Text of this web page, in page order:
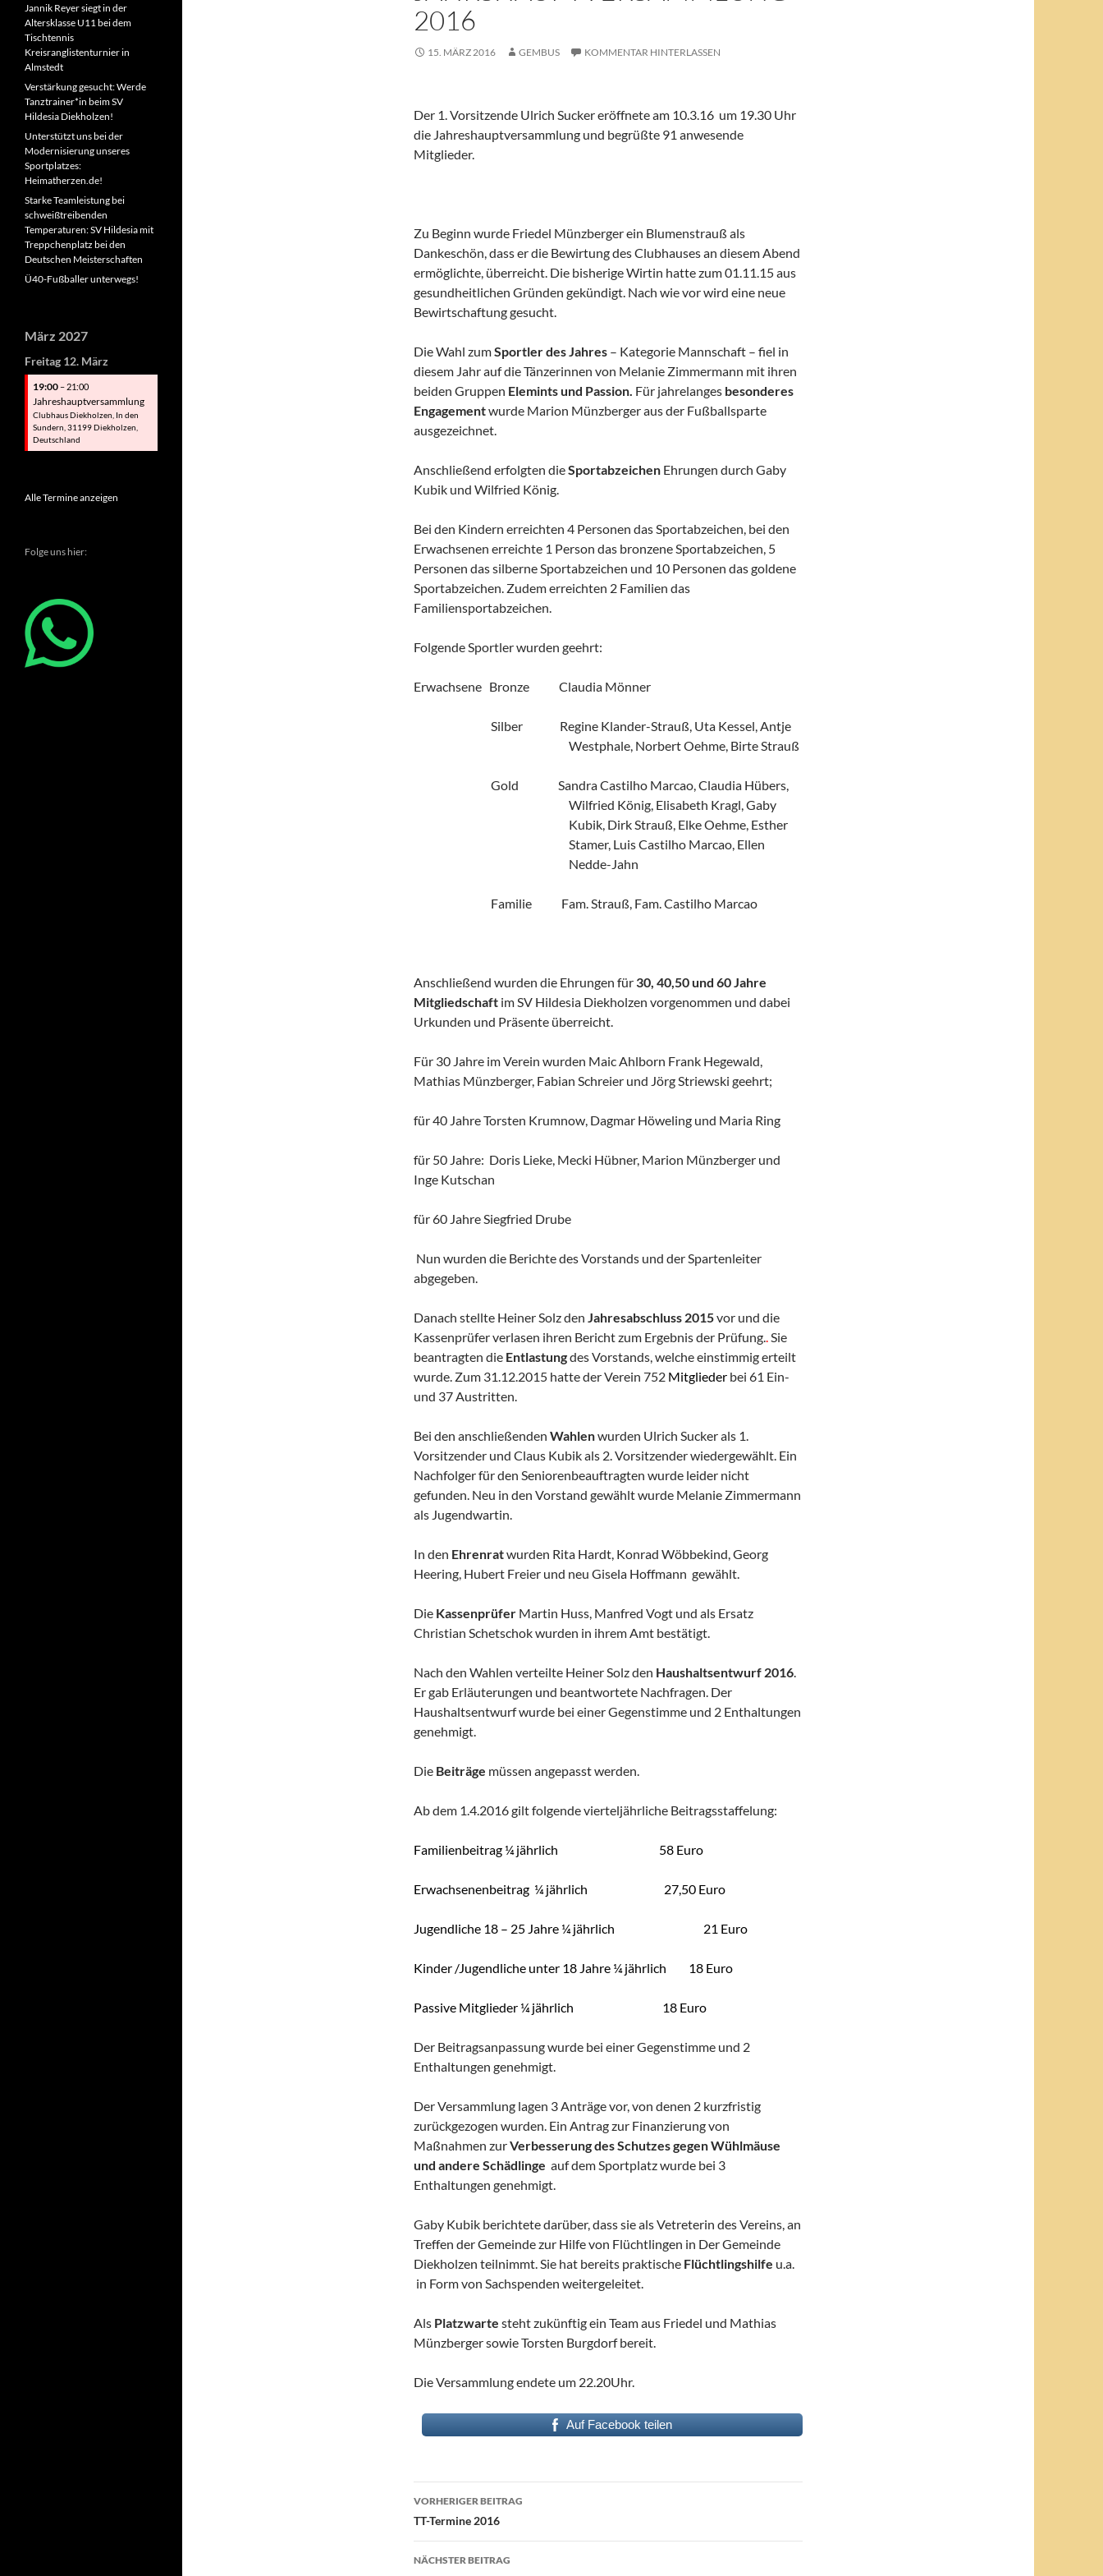
2016
15. MÄRZ 2016 GEMBUS KOMMENTAR HINTERLASSEN
Der 1. Vorsitzende Ulrich Sucker eröffnete am 10.3.16 um 19.30 Uhr
die Jahreshauptversammlung und begrüßte 91 anwesende
Mitglieder.
Zu Beginn wurde Friedel Münzberger ein Blumenstrauß als
Dankeschön, dass er die Bewirtung des Clubhauses an diesem Abend
ermöglichte, überreicht. Die bisherige Wirtin hatte zum 01.11.15 aus
gesundheitlichen Gründen gekündigt. Nach wie vor wird eine neue
Bewirtschaftung gesucht.
Die Wahl zumSportler des Jahres – Kategorie Mannschaft – fiel in
diesem Jahr auf die Tänzerinnen von Melanie Zimmermann mit ihren
beiden Gruppen Elemints und Passion. Für jahrelanges besonderes
Engagementwurde Marion Münzberger aus der Fußballsparte
ausgezeichnet.
Anschließend erfolgten dieSportabzeichen Ehrungen durch Gaby
Kubik und Wilfried König.
Bei den Kindern erreichten 4 Personen das Sportabzeichen, bei den
Erwachsenen erreichte 1 Person das bronzene Sportabzeichen, 5
Personen das silberne Sportabzeichen und 10 Personen das goldene
Sportabzeichen. Zudem erreichten 2 Familien das
Familiensportabzeichen.
Folgende Sportler wurden geehrt:
Erwachsene Bronze Claudia Mönner
Silber
Regine Klander-Strauß, Uta Kessel, Antje
Westphale, Norbert Oehme, Birte Strauß
Gold
Sandra Castilho Marcao, Claudia Hübers,
Wilfried König, Elisabeth Kragl, Gaby
Kubik, Dirk Strauß, Elke Oehme, Esther
Stamer, Luis Castilho Marcao, Ellen
Nedde-Jahn
Familie Fam. Strauß, Fam. Castilho Marcao
Anschließend wurden die Ehrungen für 30, 40,50 und 60 Jahre
Mitgliedschaft im SV Hildesia Diekholzen vorgenommen und dabei
Urkunden und Präsente überreicht.
Für 30 Jahre im Verein wurden Maic Ahlborn Frank Hegewald,
Mathias Münzberger, Fabian Schreier und Jörg Striewski geehrt;
für 40 Jahre Torsten Krumnow, Dagmar Höweling und Maria Ring
für 50 Jahre: Doris Lieke, Mecki Hübner, Marion Münzberger und
Inge Kutschan
für 60 Jahre Siegfried Drube
Nun wurden die Berichte des Vorstands und der Spartenleiter
abgegeben.
Danach stellte Heiner Solz den Jahresabschluss 2015vor und die
Kassenprüfer verlasen ihren Bericht zum Ergebnis der Prüfung..Sie
beantragten die Entlastungdes Vorstands, welche einstimmig erteilt
wurde. Zum 31.12.2015 hatte der Verein 752 Mitglieder bei 61 Ein-
und 37 Austritten.
Bei den anschließenden Wahlenwurden Ulrich Sucker als 1.
Vorsitzender und Claus Kubik als 2. Vorsitzender wiedergewählt. Ein
Nachfolger für den Seniorenbeauftragten wurde leider nicht
gefunden. Neu in den Vorstand gewählt wurde Melanie Zimmermann
als Jugendwartin.
In den Ehrenratwurden Rita Hardt, Konrad Wöbbekind, Georg
Heering, Hubert Freier und neu Gisela Hoffmann gewählt.
Die Kassenprüfer Martin Huss, Manfred Vogt und als Ersatz
Christian Schetschok wurden in ihrem Amt bestätigt.
Nach den Wahlen verteilte Heiner Solz den Haushaltsentwurf 2016.
Er gab Erläuterungen und beantwortete Nachfragen. Der
Haushaltsentwurf wurde bei einer Gegenstimme und 2 Enthaltungen
genehmigt.
Die Beiträge müssen angepasst werden.
Ab dem 1.4.2016 gilt folgende vierteljährliche Beitragsstaffelung:
Familienbeitrag ¼ jährlich 58 Euro
Erwachsenenbeitrag ¼ jährlich 27,50 Euro
Jugendliche 18 – 25 Jahre ¼ jährlich 21 Euro
Kinder /Jugendliche unter 18 Jahre ¼ jährlich 18 Euro
Passive Mitglieder ¼ jährlich 18 Euro
Der Beitragsanpassung wurde bei einer Gegenstimme und 2
Enthaltungen genehmigt.
Der Versammlung lagen 3 Anträge vor, von denen 2 kurzfristig
zurückgezogen wurden. Ein Antrag zur Finanzierung von
Maßnahmen zurVerbesserung des Schutzes gegen Wühlmäuse
und andere Schädlinge auf dem Sportplatz wurde bei 3
Enthaltungen genehmigt.
Gaby Kubik berichtete darüber, dass sie als Vetreterin des Vereins, an
Treffen der Gemeinde zur Hilfe von Flüchtlingen in Der Gemeinde
Diekholzen teilnimmt. Sie hat bereits praktische Flüchtlingshilfe u.a.
in Form von Sachspenden weitergeleitet.
Als Platzwarte steht zukünftig ein Team aus Friedel und Mathias
Münzberger sowie Torsten Burgdorf bereit.
Die Versammlung endete um 22.20Uhr.
Auf Facebook teilen
Beitragsnavigation
VORHERIGER BEITRAG
TT-Termine 2016
NÄCHSTER BEITRAG
Jannik Reyer siegt in der
Altersklasse U11 bei dem
Tischtennis
Kreisranglistenturnier in
Almstedt
Verstärkung gesucht: Werde
Tanztrainer*in beim SV
Hildesia Diekholzen!
Unterstützt uns bei der
Modernisierung unseres
Sportplatzes:
Heimatherzen.de!
Starke Teamleistung bei
schweißtreibenden
Temperaturen: SV Hildesia mit
Treppchenplatz bei den
Deutschen Meisterschaften
Ü40-Fußballer unterwegs!
März 2027
Freitag 12. März
19:00– 21:00
Jahreshauptversammlung
Clubhaus Diekholzen, In den
Sundern, 31199 Diekholzen,
Deutschland
Alle Termine anzeigen
Folge uns hier: